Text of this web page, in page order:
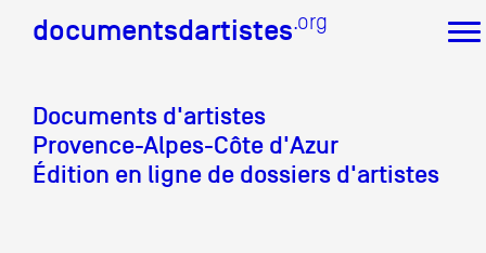
documentsdartistes.org
documentsdartistes.org
Documents d'artistes PACA
Mission
Équipe
Documents d'artistes
Provence-Alpes-Côte d'Azur
Édition en ligne de dossiers d'artistes